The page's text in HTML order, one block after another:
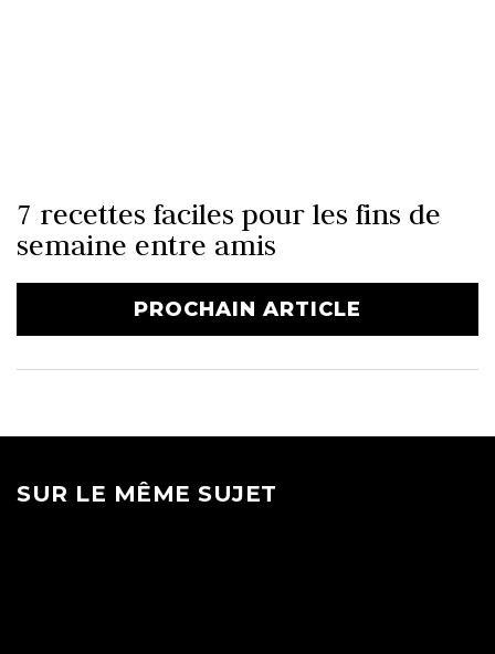
7 recettes faciles pour les fins de
semaine entre amis
PROCHAIN ARTICLE
SUR LE MÊME SUJET